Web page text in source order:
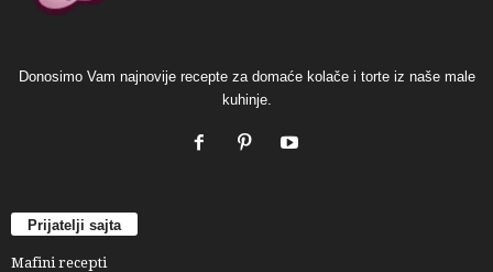
Donosimo Vam najnovije recepte za domaće kolače i torte iz naše male
kuhinje.
Prijatelji sajta
Mafini recepti